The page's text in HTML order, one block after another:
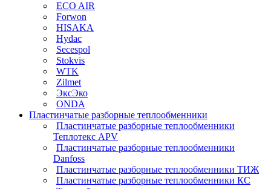
ECO AIR
Forwon
HISAKA
Hydac
Secespol
Stokvis
WTK
Zilmet
ЭксЭко
ONDA
Пластинчатые разборные теплообменники
Пластинчатые разборные теплообменники
Теплотекс APV
Пластинчатые разборные теплообменники
Danfoss
Пластинчатые разборные теплообменники ТИЖ
Пластинчатые разборные теплообменники КC